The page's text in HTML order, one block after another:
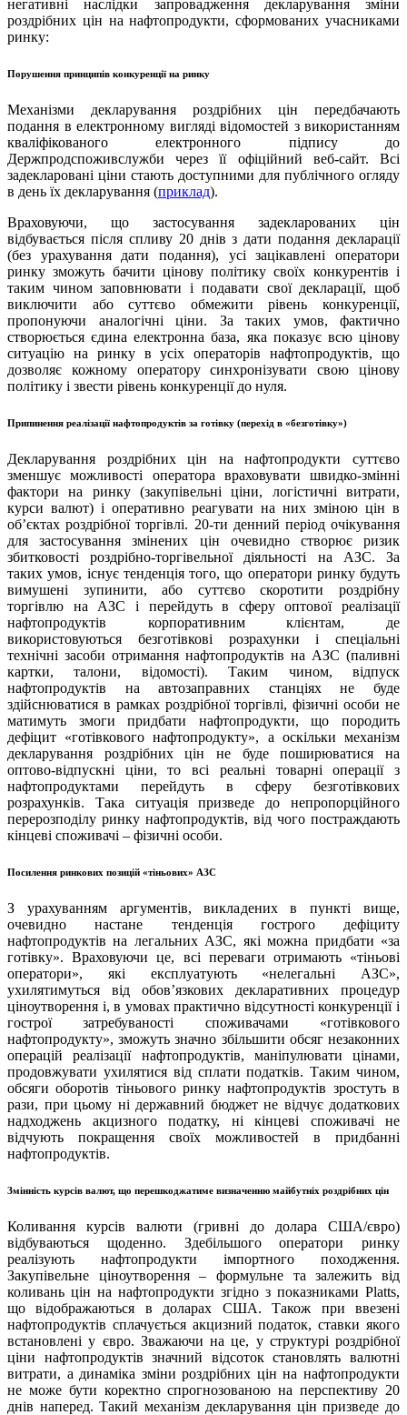
негативні наслідки запровадження декларування зміни
роздрібних цін на нафтопродукти, сформованих учасниками
ринку:
Порушення принципів конкуренції на ринку
Механізми декларування роздрібних цін передбачають
подання в електронному вигляді відомостей з використанням
кваліфікованого електронного підпису до
Держпродспоживслужби через її офіційний веб-сайт. Всі
задекларовані ціни стають доступними для публічного огляду
в день їх декларування (приклад).
Враховуючи, що застосування задекларованих цін
відбувається після спливу 20 днів з дати подання декларації
(без урахування дати подання), усі зацікавлені оператори
ринку зможуть бачити цінову політику своїх конкурентів і
таким чином заповнювати і подавати свої декларації, щоб
виключити або суттєво обмежити рівень конкуренції,
пропонуючи аналогічні ціни. За таких умов, фактично
створюється єдина електронна база, яка показує всю цінову
ситуацію на ринку в усіх операторів нафтопродуктів, що
дозволяє кожному оператору синхронізувати свою цінову
політику і звести рівень конкуренції до нуля.
Припинення реалізації нафтопродуктів за готівку (перехід в «безготівку»)
Декларування роздрібних цін на нафтопродукти суттєво
зменшує можливості оператора враховувати швидко-змінні
фактори на ринку (закупівельні ціни, логістичні витрати,
курси валют) і оперативно реагувати на них зміною цін в
об’єктах роздрібної торгівлі. 20-ти денний період очікування
для застосування змінених цін очевидно створює ризик
збитковості роздрібно-торгівельної діяльності на АЗС. За
таких умов, існує тенденція того, що оператори ринку будуть
вимушені зупинити, або суттєво скоротити роздрібну
торгівлю на АЗС і перейдуть в сферу оптової реалізації
нафтопродуктів корпоративним клієнтам, де
використовуються безготівкові розрахунки і спеціальні
технічні засоби отримання нафтопродуктів на АЗС (паливні
картки, талони, відомості). Таким чином, відпуск
нафтопродуктів на автозаправних станціях не буде
здійснюватися в рамках роздрібної торгівлі, фізичні особи не
матимуть змоги придбати нафтопродукти, що породить
дефіцит «готівкового нафтопродукту», а оскільки механізм
декларування роздрібних цін не буде поширюватися на
оптово-відпускні ціни, то всі реальні товарні операції з
нафтопродуктами перейдуть в сферу безготівкових
розрахунків. Така ситуація призведе до непропорційного
перерозподілу ринку нафтопродуктів, від чого постраждають
кінцеві споживачі – фізичні особи.
Посилення ринкових позицій «тіньових» АЗС
З урахуванням аргументів, викладених в пункті вище,
очевидно настане тенденція гострого дефіциту
нафтопродуктів на легальних АЗС, які можна придбати «за
готівку». Враховуючи це, всі переваги отримають «тіньові
оператори», які експлуатують «нелегальні АЗС»,
ухилятимуться від обов’язкових декларативних процедур
ціноутворення і, в умовах практично відсутності конкуренції і
гострої затребуваності споживачами «готівкового
нафтопродукту», зможуть значно збільшити обсяг незаконних
операцій реалізації нафтопродуктів, маніпулювати цінами,
продовжувати ухилятися від сплати податків. Таким чином,
обсяги оборотів тіньового ринку нафтопродуктів зростуть в
рази, при цьому ні державний бюджет не відчує додаткових
надходжень акцизного податку, ні кінцеві споживачі не
відчують покращення своїх можливостей в придбанні
нафтопродуктів.
Змінність курсів валют, що перешкоджатиме визначенню майбутніх роздрібних цін
Коливання курсів валюти (гривні до долара США/євро)
відбуваються щоденно. Здебільшого оператори ринку
реалізують нафтопродукти імпортного походження.
Закупівельне ціноутворення – формульне та залежить від
коливань цін на нафтопродукти згідно з показниками Platts,
що відображаються в доларах США. Також при ввезені
нафтопродуктів сплачується акцизний податок, ставки якого
встановлені у євро. Зважаючи на це, у структурі роздрібної
ціни нафтопродуктів значний відсоток становлять валютні
витрати, а динаміка зміни роздрібних цін на нафтопродукти
не може бути коректно спрогнозованою на перспективу 20
днів наперед. Такий механізм декларування цін призведе до